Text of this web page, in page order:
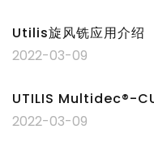
Utilis旋风铣应用介绍
2022-03-09
UTILIS Multidec®-
2022-03-09